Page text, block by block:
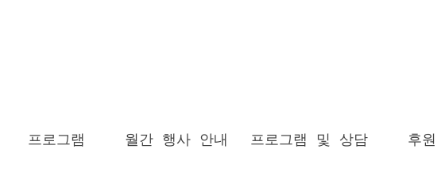
프로그램 월간 행사 안내 프로그램 및 상담 후원